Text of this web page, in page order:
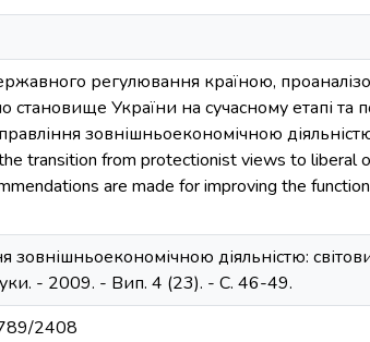
регулювання країною,
становище України на сучасному етапі
зовнішньоекономічною
transition from protectionist views to liberal
are made for improving the
діяльністю:
- 2009. - Вип. 4 (23). - С. 46-49.
2408